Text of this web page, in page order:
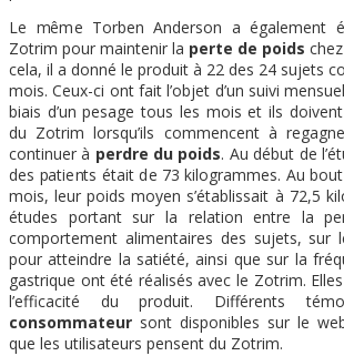
Le même Torben Anderson a également
Zotrim pour maintenir la perte de poids
cela, il a donné le produit à 22 des 24 sujets
mois. Ceux-ci ont fait l’objet d’un suivi
biais d’un pesage tous les mois et ils
du Zotrim lorsqu’ils commencent à
continuer à perdre du poids. Au début de
des patients était de 73 kilogrammes. Au
mois, leur poids moyen s’établissait à 72,5
études portant sur la relation entre la
comportement alimentaires des sujets, sur
pour atteindre la satiété, ainsi que sur la
gastrique ont été réalisés avec le Zotrim.
l’efficacité du produit. Différents
consommateur sont disponibles sur le
que les utilisateurs pensent du Zotrim.